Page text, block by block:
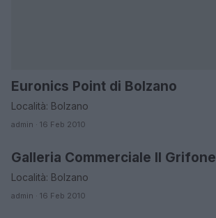
BOLZANO
Euronics Point di Bolzano
Località: Bolzano
admin · 16 Feb 2010
BOLZANO
Galleria Commerciale Il Grifone
Località: Bolzano
admin · 16 Feb 2010